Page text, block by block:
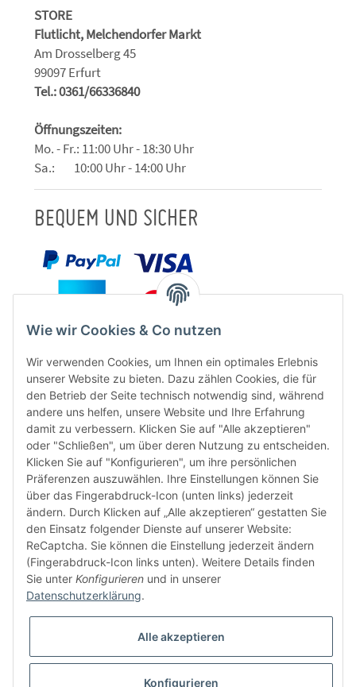
STORE
Flutlicht, Melchendorfer Markt
Am Drosselberg 45
99097 Erfurt
Tel.: 0361/66336840
Öffnungszeiten:
Mo. - Fr.: 11:00 Uhr - 18:30 Uhr
Sa.: 10:00 Uhr - 14:00 Uhr
BEQUEM UND SICHER
FÜR EUCH UNTERWEGS
Vertrag widerrufen
Wie wir Cookies & Co nutzen
Wir verwenden Cookies, um Ihnen ein optimales Erlebnis
unserer Website zu bieten. Dazu zählen Cookies, die für
den Betrieb der Seite technisch notwendig sind, während
andere uns helfen, unsere Website und Ihre Erfahrung
damit zu verbessern. Klicken Sie auf "Alle akzeptieren"
oder "Schließen", um über deren Nutzung zu entscheiden.
Klicken Sie auf "Konfigurieren", um ihre persönlichen
Präferenzen auszuwählen. Ihre Einstellungen können Sie
über das Fingerabdruck-Icon (unten links) jederzeit
ändern. Durch Klicken auf „Alle akzeptieren“ gestatten Sie
den Einsatz folgender Dienste auf unserer Website:
ReCaptcha. Sie können die Einstellung jederzeit ändern
(Fingerabdruck-Icon links unten). Weitere Details finden
Sie unter Konfigurieren und in unserer
Datenschutzerklärung.
Alle akzeptieren
Konfigurieren